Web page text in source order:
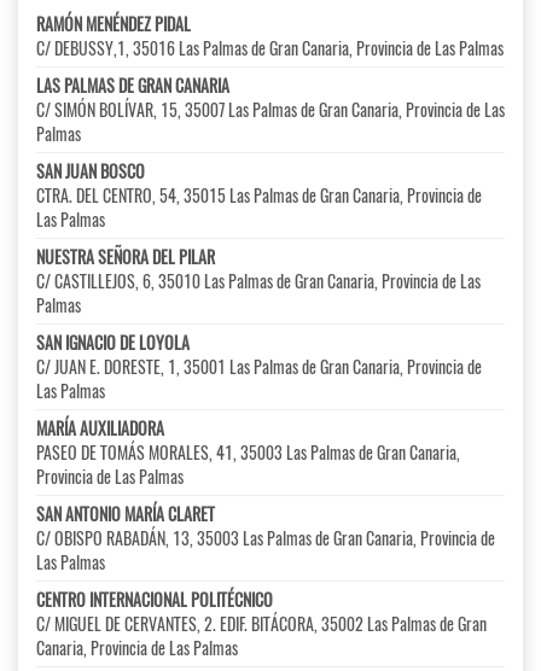
RAMÓN MENÉNDEZ PIDAL
C/ DEBUSSY,1, 35016 Las Palmas de Gran Canaria, Provincia de Las Palmas
LAS PALMAS DE GRAN CANARIA
C/ SIMÓN BOLÍVAR, 15, 35007 Las Palmas de Gran Canaria, Provincia de Las
Palmas
SAN JUAN BOSCO
CTRA. DEL CENTRO, 54, 35015 Las Palmas de Gran Canaria, Provincia de
Las Palmas
NUESTRA SEÑORA DEL PILAR
C/ CASTILLEJOS, 6, 35010 Las Palmas de Gran Canaria, Provincia de Las
Palmas
SAN IGNACIO DE LOYOLA
C/ JUAN E. DORESTE, 1, 35001 Las Palmas de Gran Canaria, Provincia de
Las Palmas
MARÍA AUXILIADORA
PASEO DE TOMÁS MORALES, 41, 35003 Las Palmas de Gran Canaria,
Provincia de Las Palmas
SAN ANTONIO MARÍA CLARET
C/ OBISPO RABADÁN, 13, 35003 Las Palmas de Gran Canaria, Provincia de
Las Palmas
CENTRO INTERNACIONAL POLITÉCNICO
C/ MIGUEL DE CERVANTES, 2. EDIF. BITÁCORA, 35002 Las Palmas de Gran
Canaria, Provincia de Las Palmas